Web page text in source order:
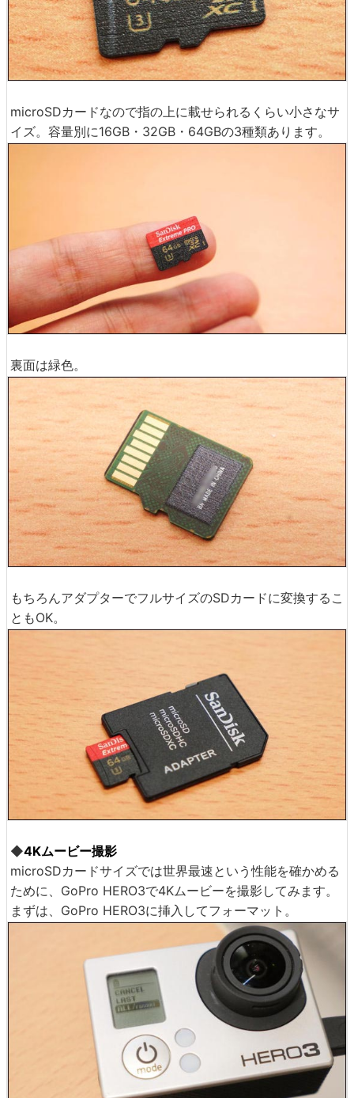
microSDカードなので指の上に載せられるくらい小さなサ
イズ。容量別に16GB・32GB・64GBの3種類あります。
裏面は緑色。
もちろんアダプターでフルサイズのSDカードに変換するこ
ともOK。
◆4Kムービー撮影
microSDカードサイズでは世界最速という性能を確かめる
ために、GoPro HERO3で4Kムービーを撮影してみます。
まずは、GoPro HERO3に挿入してフォーマット。